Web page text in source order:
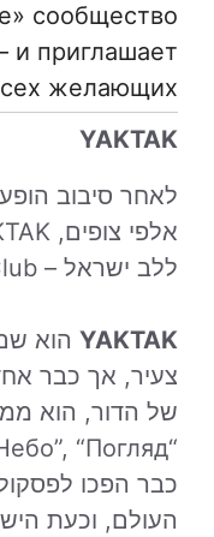
сообщество
и приглашает
желающих
YAKTAK
לאחר סיבוב
ללב ישראל – Havana Music Club.
YAKTAK הוא
צעיר, אך כבר
של הדור, הוא
כבר הפכו
העולם, וכעת